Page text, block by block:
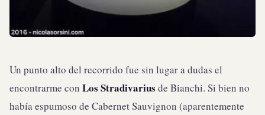
Un punto alto del recorrido fue sin lugar a dudas el
encontrarme con Los Stradivarius de Bianchi. Si bien no
había espumoso de Cabernet Sauvignon (aparentemente